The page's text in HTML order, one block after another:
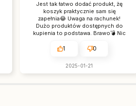
Jest tak łatwo dodać produkt, żę
koszyk praktycznie sam się
zapełnia😂 Uwaga na rachunek!
Dużo produktów dostępnych do
kupienia to podstawa. Brawo💣 Nic
czekać ⚡
1 0
2025-01-21